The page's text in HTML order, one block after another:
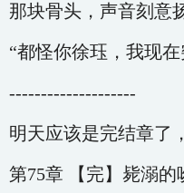
那块骨头，声音刻意
“都怪你徐珏，我现
--------------------
明天应该是完结章了
第75章 【完】毙溺的